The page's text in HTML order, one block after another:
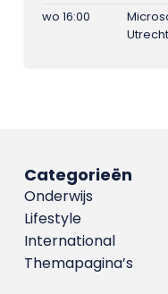
wo 16:00
Categorieën
Onderwijs
Lifestyle
International
Themapagina’s